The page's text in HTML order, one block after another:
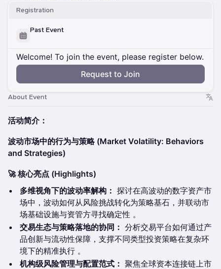
Registration
Past Event
Welcome! To join the event, please register below.
Request to Join
About Event
活动简介：
波动市场中的行为与策略 (Market Volatility: Behaviors
and Strategies)
🚀 核心亮点 (Highlights)
多维视角下的波动率解构： 探讨在高波动的数字资产市
场中，波动如何从风险挑战转化为策略基石，并联动市
场基础设施与资管方寻找确定性 。
交易生态与策略落地的协同： 分析交易平台如何通过产
品创新与流动性保障，支撑不同类型投资策略在复杂环
境下的精准执行 。
机构级风险管理与配置范式： 聚焦全球资本连接链上市